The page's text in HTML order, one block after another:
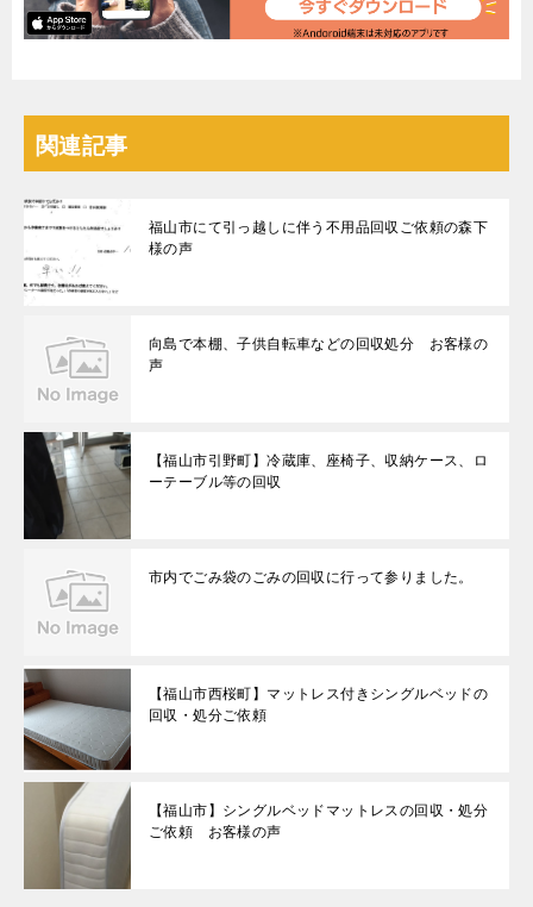
関連記事
福山市にて引っ越しに伴う不用品回収ご依頼の森下
様の声
向島で本棚、子供自転車などの回収処分 お客様の
声
【福山市引野町】冷蔵庫、座椅子、収納ケース、ロ
ーテーブル等の回収
市内でごみ袋のごみの回収に行って参りました。
【福山市西桜町】マットレス付きシングルベッドの
回収・処分ご依頼
【福山市】シングルベッドマットレスの回収・処分
ご依頼 お客様の声